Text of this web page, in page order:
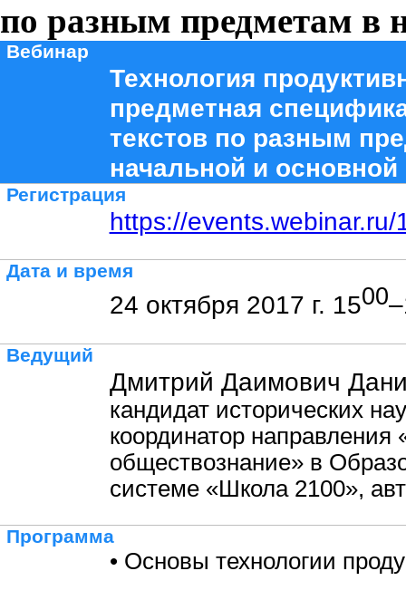
по разным предметам в
Вебинар
Технология
предметная
текстов по разным
начальной и
Регистрация
https://
Дата и время
24 октября 2017 г. 1500
Ведущий
Дмитрий Даимович
кандидат исторических
координатор направления
обществознание» в
системе «Школа 2100»,
Программа
• Основы технологии